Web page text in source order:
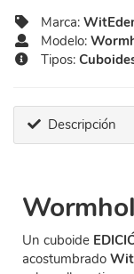
Marca:
Modelo:
Tipos:
Descripción
Un cuboide
acostumbrado